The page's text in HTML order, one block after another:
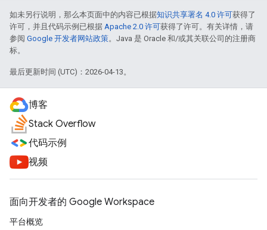
如未另行说明，那么本页面中的内容已根据知识共享署名 4.0 许可获得了
许可，并且代码示例已根据 Apache 2.0 许可获得了许可。有关详情，请
参阅 Google 开发者网站政策。Java 是 Oracle 和/或其关联公司的注册商
标。
最后更新时间 (UTC)：2026-04-13。
博客
Stack Overflow
代码示例
视频
面向开发者的 Google Workspace
平台概览